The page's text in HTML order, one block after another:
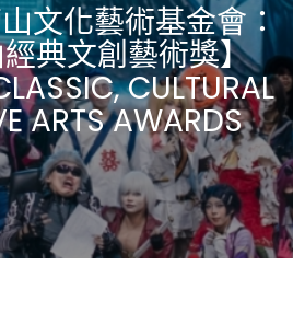
文化藝術基金會：
典文創藝術獎】
CULTURAL
ARTS AWARDS